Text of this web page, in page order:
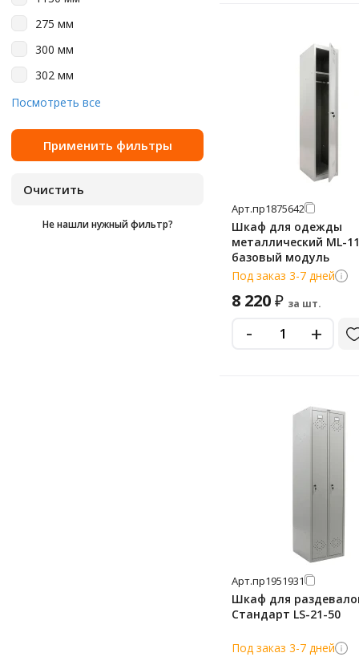
275 мм
300 мм
302 мм
393 мм
400 мм
418 мм
575 мм
Посмотреть все
Не нашли нужный фильтр?
Арт.пр1875642
Шкаф для одежды
металлический ML-
базовый модуль
Под заказ 3-7 дней
8 220₽ за шт.
- +
Арт.пр1951931
Шкаф для
Стандарт LS-21-50
Под заказ 3-7 дней